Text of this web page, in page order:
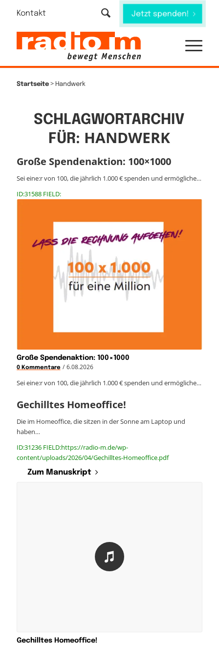
Kontakt Jetzt spenden!
Startseite> Handwerk
SCHLAGWORTARCHIV
FÜR: HANDWERK
Große Spendenaktion: 100×1000
Sei eine:r von 100, die jährlich 1.000 € spenden und ermögliche…
ID:31588 FIELD:
Große Spendenaktion: 100×1000
0 Kommentare / 6.08.2026
Sei eine:r von 100, die jährlich 1.000 € spenden und ermögliche…
Gechilltes Homeoffice!
Die im Homeoffice, die sitzen in der Sonne am Laptop und
haben…
ID:31236 FIELD:https://radio-m.de/wp-
content/uploads/2026/04/Gechilltes-Homeoffice.pdf
Zum Manuskript
Gechilltes Homeoffice!